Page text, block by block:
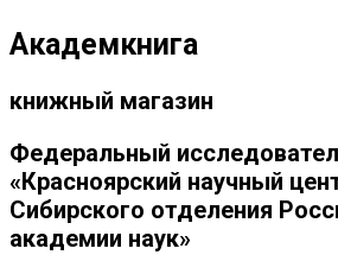
Академкнига
книжный магазин
Федеральный
«Красноярский научный
Сибирского отделения
академии наук»